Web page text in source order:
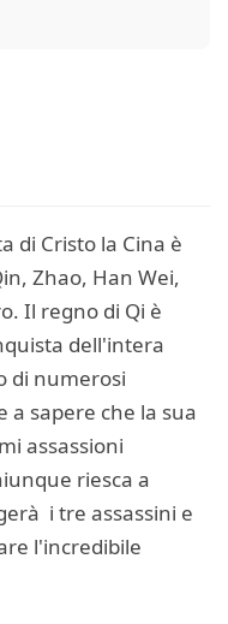
di Cristo la Cina è
Zhao, Han Wei,
Il regno di Qi è
dell'intera
di numerosi
sapere che la sua
assassioni
riesca a
i tre assassini e
l'incredibile